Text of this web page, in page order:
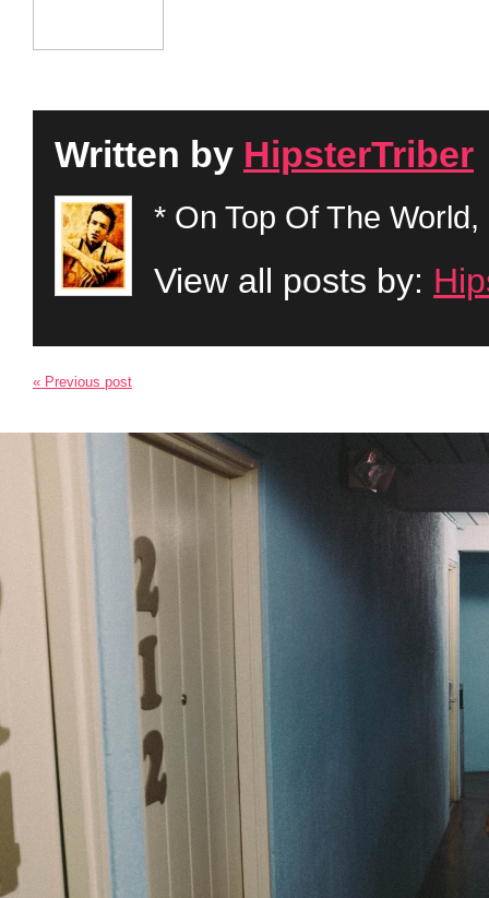
Written by HipsterTriber
* On Top Of The
View all posts by:
« Previous post